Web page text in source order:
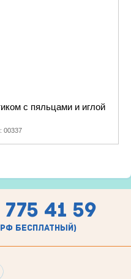
с пяльцами и иглой
00337
41 59
бесплатный)